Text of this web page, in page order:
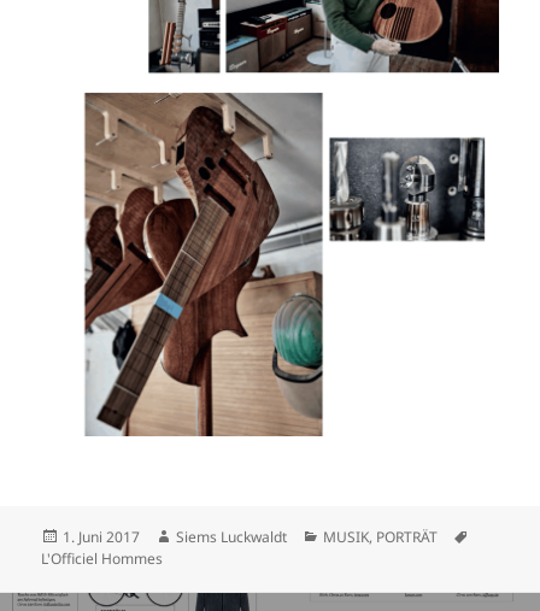
Veröffentlicht
am
1. Juni 2017 Autor
Siems Luckwaldt Kategorien
MUSIK, PORTRÄT
L'Officiel Hommes
Beitragsnavigation